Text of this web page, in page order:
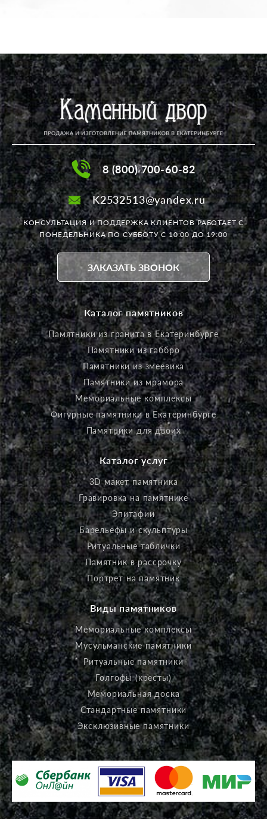
8 (800) 700-60-82
K2532513@yandex.ru
КОНСУЛЬТАЦИЯ И ПОДДЕРЖКА КЛИЕНТОВ РАБОТАЕТС
ПОНЕДЕЛЬНИКА ПО СУББОТУ С 10:00 ДО 19:00
ЗАКАЗАТЬ ЗВОНОК
Каталог памятников
Памятники из гранита в Екатеринбурге
Памятники из габбро
Памятники из змеевика
Памятники из мрамора
Мемориальные комплексы
Фигурные памятники в Екатеринбурге
Памятники для двоих
Каталог услуг
3D макет памятника
Гравировка на памятнике
Эпитафии
Барельефы и скульптуры
Ритуальные таблички
Памятник в рассрочку
Портрет на памятник
Виды памятников
Мемориальные комплексы
Мусульманские памятники
Ритуальные памятники
Голгофы (кресты)
Мемориальная доска
Стандартные памятники
Эксклюзивные памятники